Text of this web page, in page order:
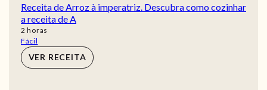
Receita de Arroz à imperatriz. Descubra como cozinhar
a receita de A
2 horas
horas
Fácil
VER RECEITA